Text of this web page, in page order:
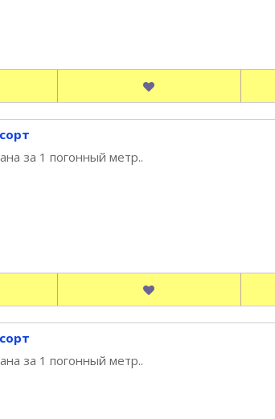
за 1 погонный метр..
за 1 погонный метр..